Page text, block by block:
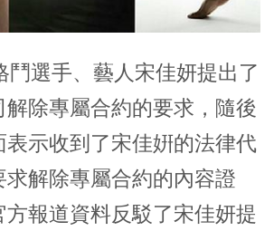
鬥選手、藝人宋佳妍提出了
除專屬合約的要求，隨後
表示收到了宋佳姸的法律代
求解除專屬合約的內容證
方報道資料反駁了宋佳妍提